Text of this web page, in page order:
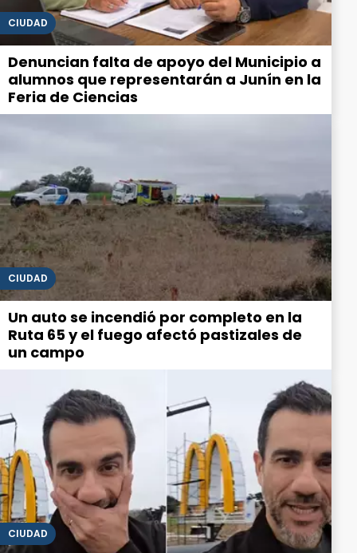
CIUDAD
Denuncian falta de apoyo del Municipio a
alumnos que representarán a Junín en la
Feria de Ciencias
CIUDAD
Un auto se incendió por completo en la
Ruta 65 y el fuego afectó pastizales de
un campo
CIUDAD